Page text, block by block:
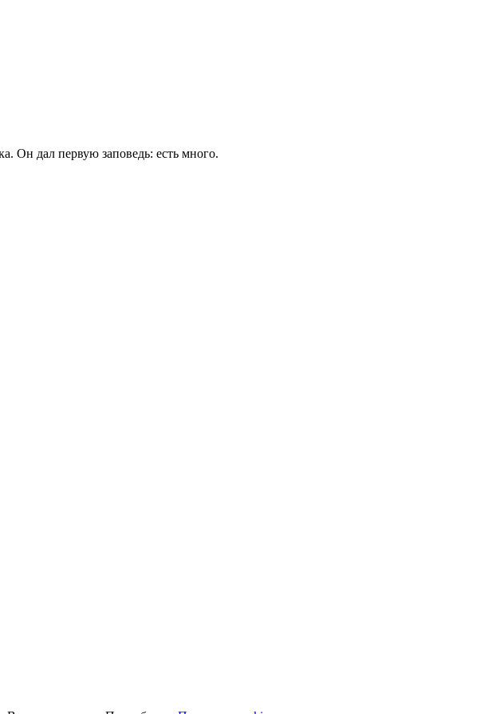
Он дал первую заповедь: есть много.